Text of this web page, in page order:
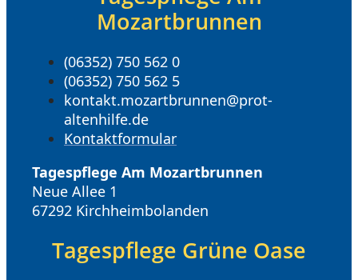
Mozartbrunnen
(06352) 750 562 0
(06352) 750 562 5
kontakt.mozartbrunnen@prot-
altenhilfe.de
Kontaktformular
Tagespflege Am Mozartbrunnen
Neue Allee 1
67292 Kirchheimbolanden
Tagespflege Grüne Oase